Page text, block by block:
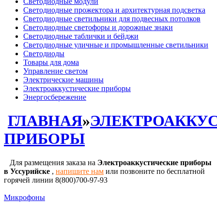
Светодиодные прожектора и архитектурная подсветка
Светодиодные светильники для подвесных потолков
Светодиодные светофоры и дорожные знаки
Светодиодные таблички и бейджи
Светодиодные уличные и промышленные светильники
Светодиоды
Товары для дома
Управление светом
Электрические машины
Электроаккустические приборы
Энергосбережение
ГЛАВНАЯ»
ПРИБОРЫ
Для размещения заказа на Электроаккустические приборы
в Уссурийске , напишите нам или позвоните по бесплатной
горячей линии 8(800)700-97-93
Микрофоны